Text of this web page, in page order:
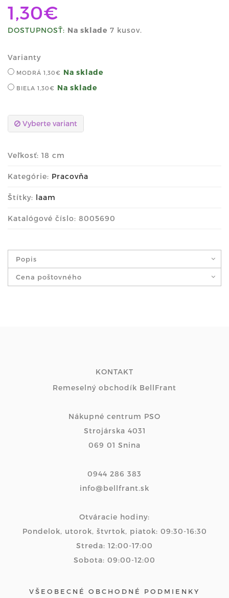
1,30€
DOSTUPNOSŤ: Na sklade 7 kusov.
Varianty
MODRÁ 1,30€ Na sklade
BIELA 1,30€ Na sklade
Vyberte variant
Veľkosť: 18 cm
Kategórie: Pracovňa
Štítky: laam
Katalógové číslo: 8005690
Popis
Cena poštovného
KONTAKT
Remeselný obchodík BellFrant
Nákupné centrum PSO
Strojárska 4031
069 01 Snina
0944 286 383
info@bellfrant.sk
Otváracie hodiny:
Pondelok, utorok, štvrtok, piatok: 09:30-16:30
Streda: 12:00-17:00
Sobota: 09:00-12:00
VŠEOBECNÉ OBCHODNÉ PODMIENKY